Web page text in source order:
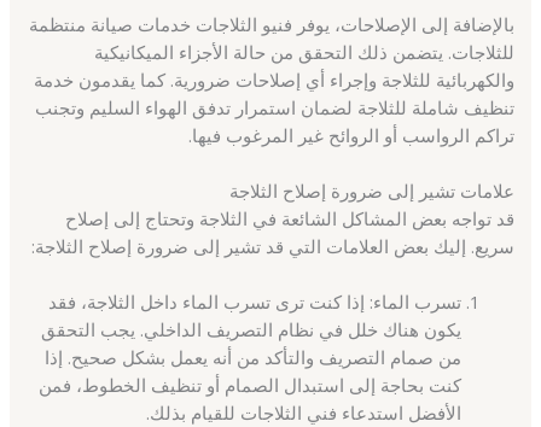
بالإضافة إلى الإصلاحات، يوفر فنيو الثلاجات خدمات صيانة منتظمة
للثلاجات. يتضمن ذلك التحقق من حالة الأجزاء الميكانيكية
والكهربائية للثلاجة وإجراء أي إصلاحات ضرورية. كما يقدمون خدمة
تنظيف شاملة للثلاجة لضمان استمرار تدفق الهواء السليم وتجنب
تراكم الرواسب أو الروائح غير المرغوب فيها.
علامات تشير إلى ضرورة إصلاح الثلاجة
قد تواجه بعض المشاكل الشائعة في الثلاجة وتحتاج إلى إصلاح
سريع. إليك بعض العلامات التي قد تشير إلى ضرورة إصلاح الثلاجة:
تسرب الماء: إذا كنت ترى تسرب الماء داخل الثلاجة، فقد
يكون هناك خلل في نظام التصريف الداخلي. يجب التحقق
من صمام التصريف والتأكد من أنه يعمل بشكل صحيح. إذا
كنت بحاجة إلى استبدال الصمام أو تنظيف الخطوط، فمن
الأفضل استدعاء فني الثلاجات للقيام بذلك.